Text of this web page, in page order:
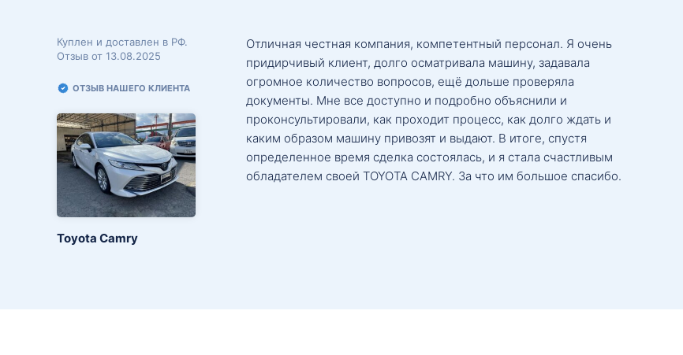
Куплен и доставлен в РФ.
Отзыв от 13.08.2025
ОТЗЫВ НАШЕГО КЛИЕНТА
Toyota Camry
Отличная честная компания, компетентный персонал. Я очень
придирчивый клиент, долго осматривала машину, задавала
огромное количество вопросов, ещё дольше проверяла
документы. Мне все доступно и подробно объяснили и
проконсультировали, как проходит процесс, как долго ждать и
каким образом машину привозят и выдают. В итоге, спустя
определенное время сделка состоялась, и я стала счастливым
обладателем своей TOYOTA CAMRY. За что им большое спасибо.